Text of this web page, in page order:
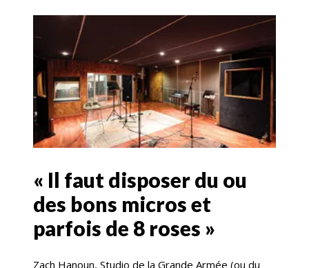
« Il faut disposer du ou
des bons micros et
parfois de 8 roses »
Zach Hanoun, Studio de la Grande Armée (ou du